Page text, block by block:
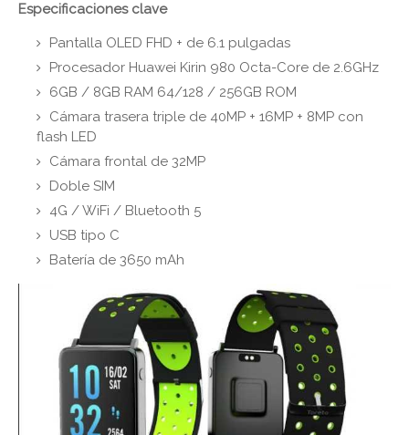
Especificaciones clave
Pantalla OLED FHD + de 6.1 pulgadas
Procesador Huawei Kirin 980 Octa-Core de 2.6GHz
6GB / 8GB RAM 64/128 / 256GB ROM
Cámara trasera triple de 40MP + 16MP + 8MP con
flash LED
Cámara frontal de 32MP
Doble SIM
4G / WiFi / Bluetooth 5
USB tipo C
Batería de 3650 mAh